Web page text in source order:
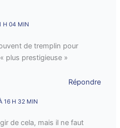
H 04 MIN
de tremplin pour
plus prestigieuse »
Répondre
16 H 32 MIN
de cela, mais il ne faut